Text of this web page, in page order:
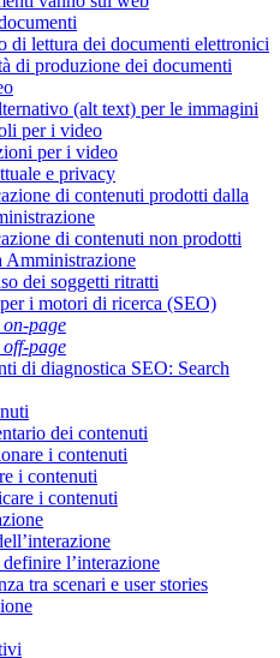
di lettura dei documenti elettronici
di produzione dei documenti
(alt text) per le immagini
per i video
per i video
e privacy
di contenuti prodotti dalla
di contenuti non prodotti
Amministrazione
dei soggetti ritratti
i motori di ricerca (SEO)
on-page
off-page
di diagnostica SEO: Search
dei contenuti
i contenuti
i contenuti
i contenuti
l’interazione
tra scenari e user stories